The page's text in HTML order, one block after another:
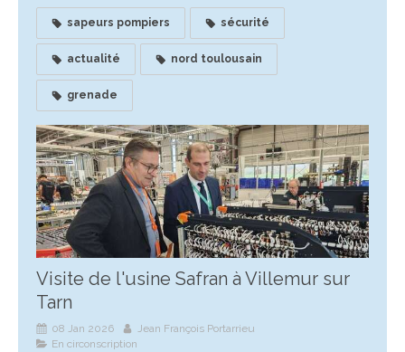
sapeurs pompiers sécurité
actualité nord toulousain
grenade
Visite de l'usine Safran à Villemur sur
Tarn
08 Jan 2026
Jean François Portarrieu
En circonscription